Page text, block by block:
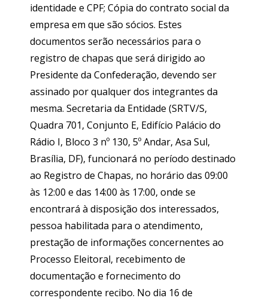
identidade e CPF; Cópia do contrato social da
empresa em que são sócios. Estes
documentos serão necessários para o
registro de chapas que será dirigido ao
Presidente da Confederação, devendo ser
assinado por qualquer dos integrantes da
mesma. Secretaria da Entidade (SRTV/S,
Quadra 701, Conjunto E, Edifício Palácio do
Rádio I, Bloco 3 nº 130, 5º Andar, Asa Sul,
Brasília, DF), funcionará no período destinado
ao Registro de Chapas, no horário das 09:00
às 12:00 e das 14:00 às 17:00, onde se
encontrará à disposição dos interessados,
pessoa habilitada para o atendimento,
prestação de informações concernentes ao
Processo Eleitoral, recebimento de
documentação e fornecimento do
correspondente recibo. No dia 16 de